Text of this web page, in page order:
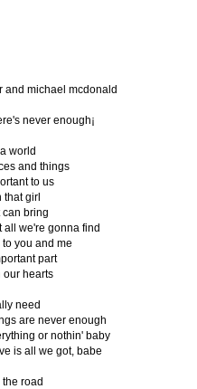
and michael mcdonald
never enough¡­
world
and things
to us
that girl
can bring
all we're gonna find
you and me
part
our hearts
need
are never enough
or nothin' baby
is all we got, babe
road